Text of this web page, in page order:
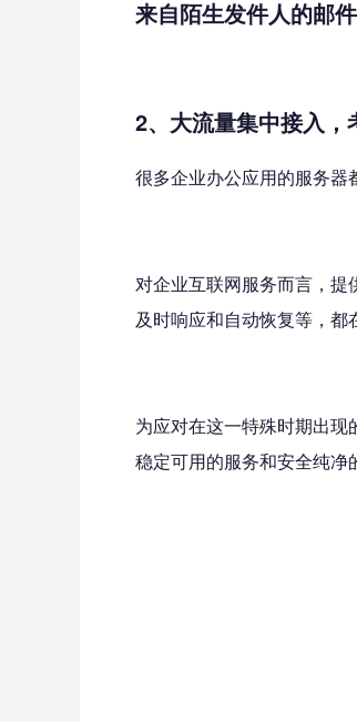
来自陌生发件人的邮
2、大流量集中接入，
很多企业办公应用的服务器
对企业互联网服务而言，
及时响应和自动恢复等，都
为应对在这一特殊时期出现
稳定可用的服务和安全纯净